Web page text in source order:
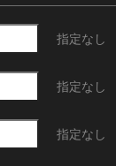
指定なし
指定なし
指定なし